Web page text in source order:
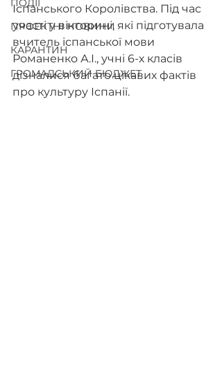
ПОДІЇ
ПРОЕКТНІ НОВИНИ
КАРАНТИН
ГРОМАДСЬКИЙ БЮДЖЕТ
Іспанського Королівства. Під час
участі у вікторині, які підготувала
вчитель іспанської мови
Романенко А.І., учні 6-х класів
дізналися багато цікавих фактів
про культуру Іспанії.